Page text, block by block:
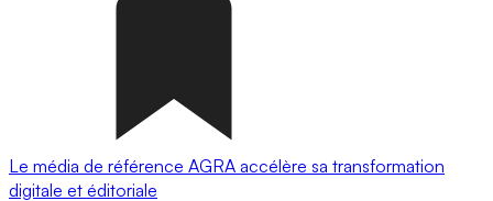
Le média de référence AGRA accélère sa transformation
digitale et éditoriale